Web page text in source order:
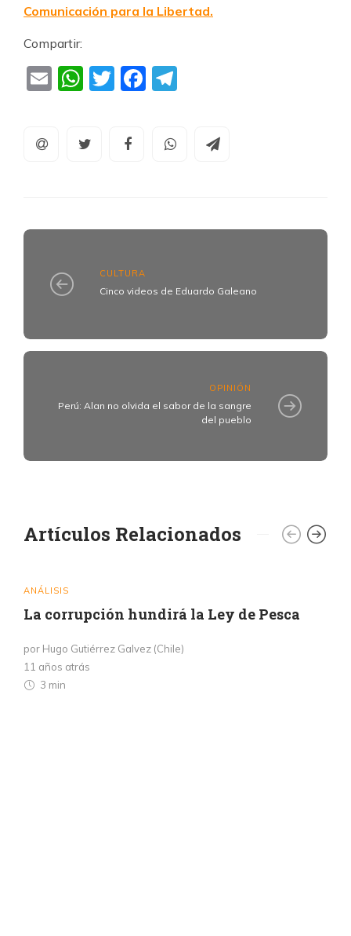
Comunicación para la Libertad.
Compartir:
EmailWhatsApp
TwitterFacebook
CULTURA
Cinco videos de Eduardo Galeano
OPINIÓN
Perú: Alan no olvida el sabor de la sangre
del pueblo
Artículos Relacionados
ANÁLISIS
La corrupción hundirá la Ley de Pesca
por Hugo Gutiérrez Galvez (Chile)
11 años atrás
3 min